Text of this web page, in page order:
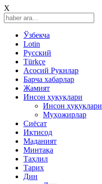
X
Ўзбекча
Lotin
Русский
Türkçe
Асосий Рукнлар
Барча хабарлар
Жамият
Инсон ҳуқуқлари
Инсон ҳуқуқлари
Муҳожирлар
Сиёсат
Иқтисод
Mаданият
Минтақа
Таҳлил
Тарих
Дин